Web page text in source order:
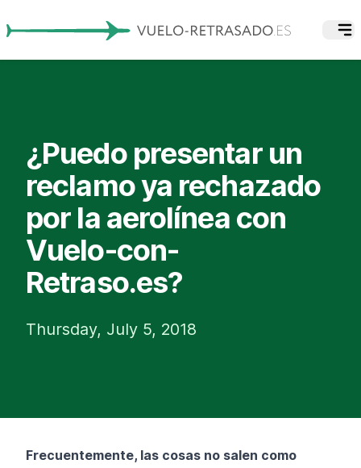
¿Puedo presentar un
reclamo ya rechazado
por la aerolínea con
Vuelo-con-
Retraso.es?
Thursday, July 5, 2018
Frecuentemente, las cosas no salen como